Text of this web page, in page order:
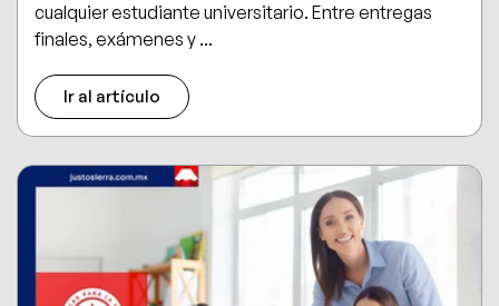
cualquier estudiante universitario. Entre entregas
finales, exámenes y ...
Ir al artículo